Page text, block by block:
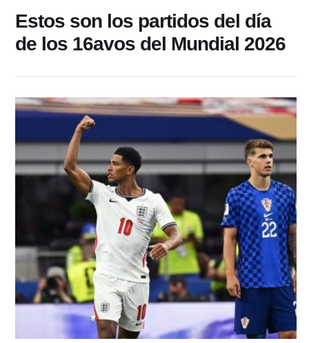
Estos son los partidos del día
de los 16avos del Mundial 2026